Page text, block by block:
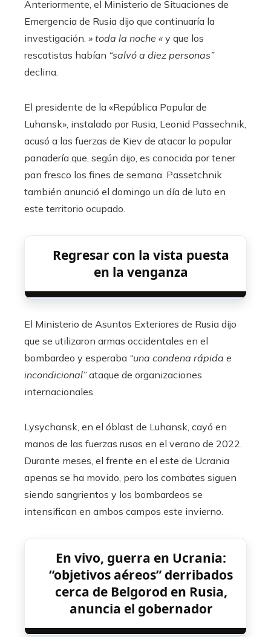
Anteriormente, el Ministerio de Situaciones de
Emergencia de Rusia dijo que continuaría la
investigación. » toda la noche « y que los
rescatistas habían “salvó a diez personas”
declina.
El presidente de la «República Popular de
Luhansk», instalado por Rusia, Leonid Passechnik,
acusó a las fuerzas de Kiev de atacar la popular
panadería que, según dijo, es conocida por tener
pan fresco los fines de semana. Passetchnik
también anunció el domingo un día de luto en
este territorio ocupado.
Regresar con la vista puesta
en la venganza
El Ministerio de Asuntos Exteriores de Rusia dijo
que se utilizaron armas occidentales en el
bombardeo y esperaba “una condena rápida e
incondicional”ataque de organizaciones
internacionales.
Lysychansk, en el óblast de Luhansk, cayó en
manos de las fuerzas rusas en el verano de 2022.
Durante meses, el frente en el este de Ucrania
apenas se ha movido, pero los combates siguen
siendo sangrientos y los bombardeos se
intensifican en ambos campos este invierno.
En vivo, guerra en Ucrania:
“objetivos aéreos” derribados
cerca de Belgorod en Rusia,
anuncia el gobernador